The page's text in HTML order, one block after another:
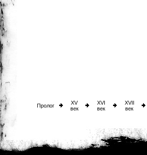
Пролог
XV
век
XVI
век
XVII
век